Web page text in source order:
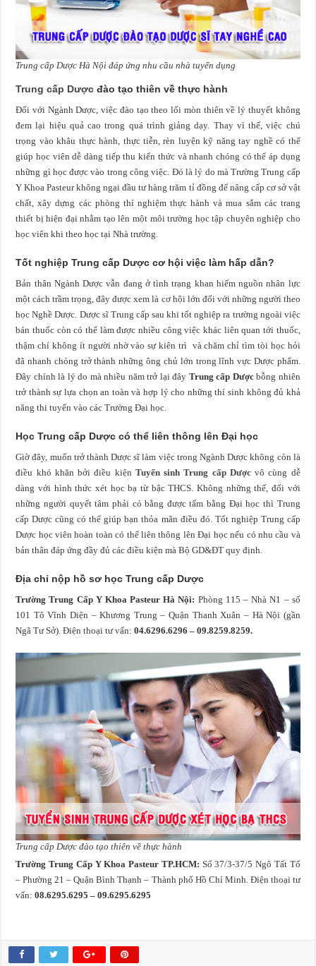
Trung cấp Dược Hà Nội đáp ứng nhu cầu nhà tuyển dụng
Trung cấp Dược đào tạo thiên về thực hành
Đối với Ngành Dược, việc đào tạo theo lối mòn thiên về lý thuyết không
đem lại hiệu quả cao trong quá trình giảng dạy. Thay vì thế, việc chú
trọng vào khâu thực hành, thực tiễn, rèn luyện kỹ năng tay nghề có thể
giúp học viên dễ dàng tiếp thu kiến thức và nhanh chóng có thể áp dụng
những gì học được vào trong công việc. Đó là lý do mà Trường Trung cấp
Y Khoa Pasteur không ngại đầu tư hàng trăm tỉ đồng để nâng cấp cơ sở vật
chất, xây dựng các phòng thí nghiệm thực hành và mua sắm các trang
thiết bị hiện đại nhằm tạo lên một môi trường học tập chuyên nghiệp cho
học viên khi theo học tại Nhà trường.
Tốt nghiệp Trung cấp Dược cơ hội việc làm hấp dẫn?
Bản thân Ngành Dược vẫn đang ở tình trạng khan hiếm nguồn nhân lực
một cách trầm trọng, đây được xem là cơ hội lớn đối với những người theo
học Nghề Dược. Dược sĩ Trung cấp sau khi tốt nghiệp ra trường ngoài việc
bán thuốc còn có thể làm được nhiều công việc khác liên quan tới thuốc,
thậm chí không ít người nhờ vào sự kiên trì và chăm chỉ tìm tòi học hỏi
đã nhanh chóng trở thành những ông chủ lớn trong lĩnh vực Dược phẩm.
Đây chính là lý do mà nhiều năm trở lại đây Trung cấp Dượcbỗng nhiên
trở thành sự lựa chọn an toàn và hợp lý cho những thí sinh không đủ khả
năng thi tuyển vào các Trường Đại học.
Học Trung cấp Dược có thể liên thông lên Đại học
Giờ đây, muốn trở thành Dược sĩ làm việc trong Ngành Dược không còn là
điều khó khăn bởi điều kiện Tuyển sinh Trung cấp Dượcvô cùng dễ
dàng với hình thức xét học bạ từ bậc THCS. Không những thế, đối với
những người quyết tâm phải có bằng được tấm bằng Đại học thì Trung
cấp Dược cũng có thể giúp bạn thỏa mãn điều đó. Tốt nghiệp Trung cấp
Dược học viên hoàn toàn có thể liên thông lên Đại học nếu có nhu cầu và
bản thân đáp ứng đầy đủ các điều kiện mà Bộ GD&ĐT quy định.
Địa chỉ nộp hồ sơ học Trung cấp Dược
Trường Trung Cấp Y Khoa Pasteur Hà Nội: Phòng 115 – Nhà N1 – số
101 Tô Vĩnh Diện – Khương Trung – Quận Thanh Xuân – Hà Nội (gần
Ngã Tư Sở). Điện thoại tư vấn:04.6296.6296 – 09.8259.8259.
Trung cấp Dược đào tạo thiên về thực hành
Trường Trung Cấp Y Khoa Pasteur TP.HCM: Số 37/3-37/5 Ngô Tất Tố
– Phường 21 – Quận Bình Thạnh – Thành phố Hồ Chí Minh. Điện thoại tư
vấn:08.6295.6295 – 09.6295.6295